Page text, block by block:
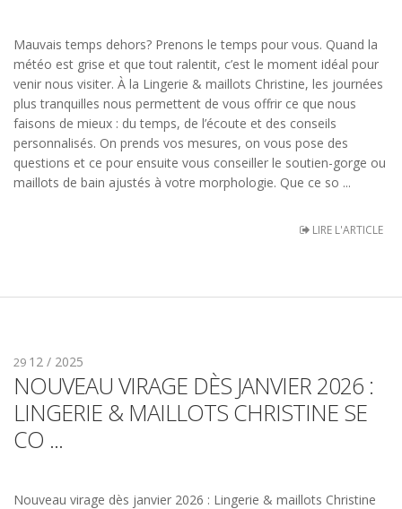
Mauvais temps dehors? Prenons le temps pour vous. Quand la
météo est grise et que tout ralentit, c’est le moment idéal pour
venir nous visiter. À la Lingerie & maillots Christine, les journées
plus tranquilles nous permettent de vous offrir ce que nous
faisons de mieux : du temps, de l’écoute et des conseils
personnalisés. On prends vos mesures, on vous pose des
questions et ce pour ensuite vous conseiller le soutien-gorge ou
maillots de bain ajustés à votre morphologie. Que ce so ...
LIRE L'ARTICLE
29 12 / 2025
NOUVEAU VIRAGE DÈS JANVIER 2026 :
LINGERIE & MAILLOTS CHRISTINE SE
CO ...
Nouveau virage dès janvier 2026 : Lingerie & maillots Christine